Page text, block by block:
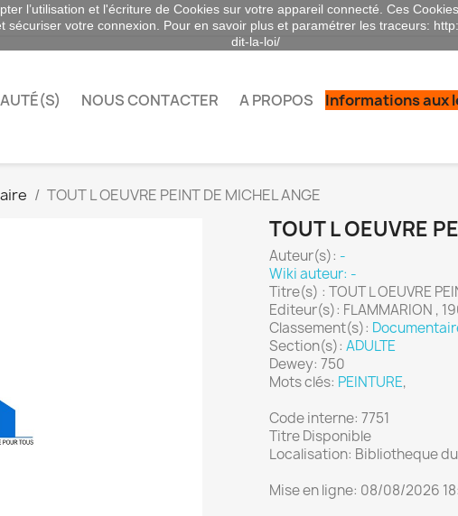
NOUS CONTACTER A PROPOS Informations aux
TOUT L OEUVRE PEINT DE MICHEL ANGE
TOUT L OEUVRE
Auteur(s): -
Wiki auteur: -
Titre(s) : TOUT L OEUVRE
Editeur(s): FLAMMARION ,
Classement(s):
Section(s): ADULTE
Dewey: 750
Mots clés: PEINTURE,
Code interne: 7751
Titre Disponible
Localisation: Bibliotheque
Mise en ligne: 08/08/2026
l’utilisation et l'écriture de Cookies sur votre appareil connecté. Ces
votre connexion. Pour en savoir plus et paramétrer les traceurs:
dit-la-loi/